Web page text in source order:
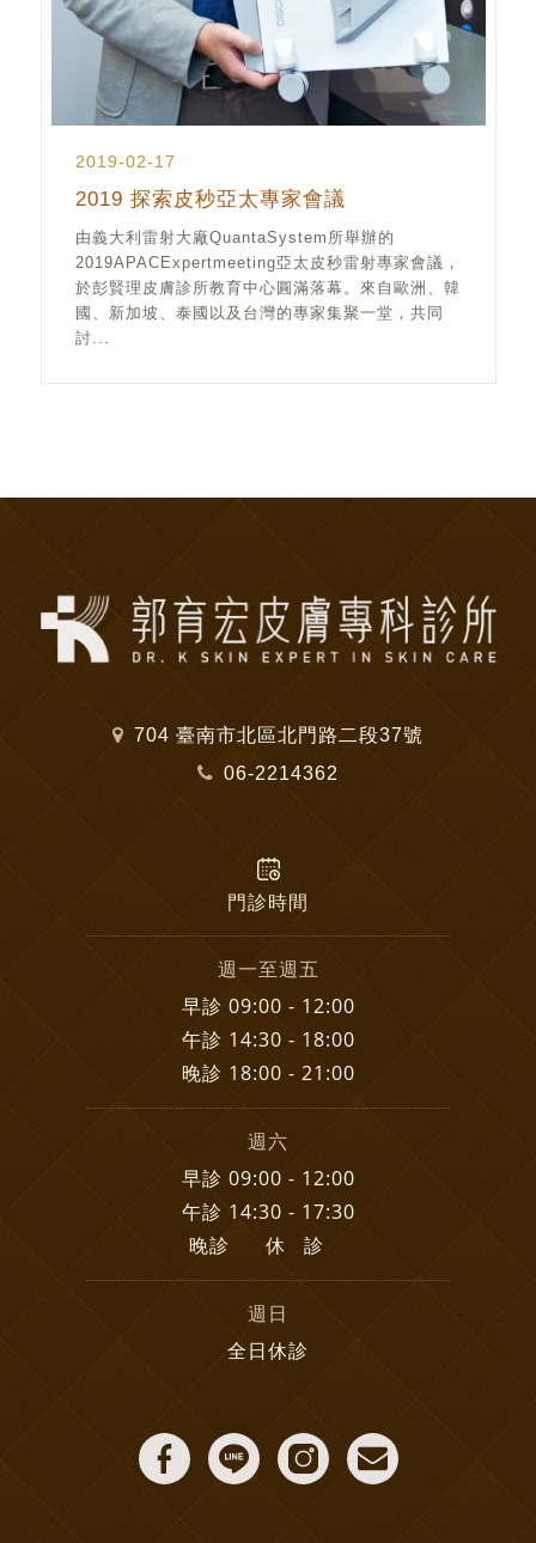
2019-02-17
2019 探索皮秒亞太專家會議
由義大利雷射大廠QuantaSystem所舉辦的
2019APACExpertmeeting亞太皮秒雷射專家會議，
於彭賢理皮膚診所教育中心圓滿落幕。來自歐洲、韓
國、新加坡、泰國以及台灣的專家集聚一堂，共同
討...
704 臺南市北區北門路二段37號
06-2214362
門診時間
週一至週五
早診 09:00 - 12:00
午診 14:30 - 18:00
晚診 18:00 - 21:00
週六
早診 09:00 - 12:00
午診 14:30 - 17:30
晚診 休 診
週日
全日休診